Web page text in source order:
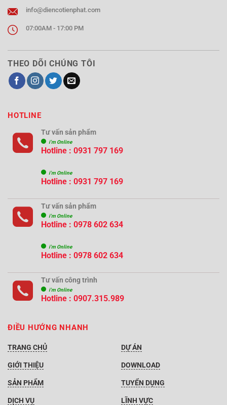
info@diencotienphat.com
07:00AM - 17:00 PM
THEO DÕI CHÚNG TÔI
HOTLINE
Tư vấn sản phẩm
i'm Online
Hotline : 0931 797 169
i'm Online
Hotline : 0931 797 169
Tư vấn sản phẩm
i'm Online
Hotline : 0978 602 634
i'm Online
Hotline : 0978 602 634
Tư vấn công trình
i'm Online
Hotline : 0907.315.989
ĐIỀU HƯỚNG NHANH
TRANG CHỦ
GIỚI THIỆU
SẢN PHẨM
DỊCH VỤ
DỰ ÁN
DOWNLOAD
TUYỂN DỤNG
LĨNH VỰC